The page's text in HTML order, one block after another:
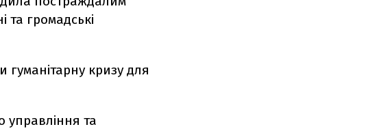
та громадські
кризу для
управління та